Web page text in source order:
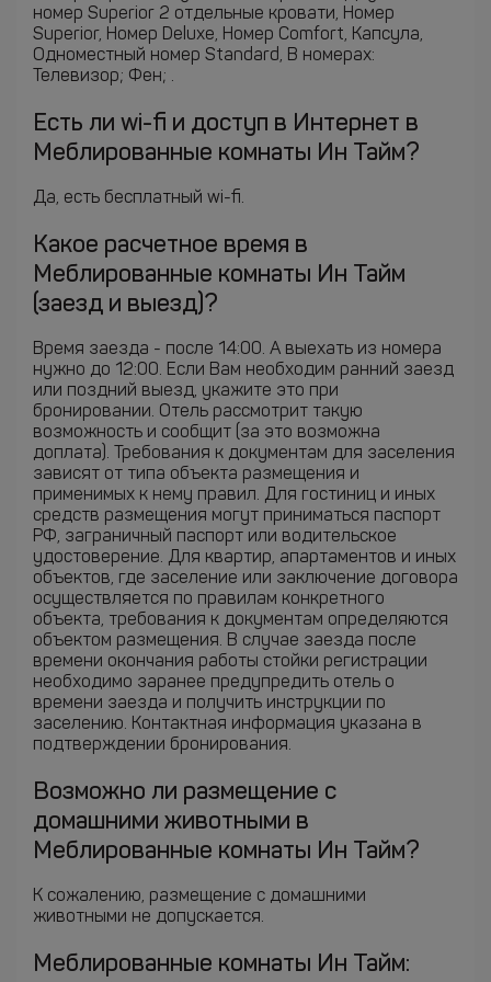
номер Superior 2 отдельные кровати, Номер
Superior, Номер Deluxe, Номер Comfort, Капсула,
Одноместный номер Standard, В номерах:
Телевизор; Фен; .
Есть ли wi-fi и доступ в Интернет в
Меблированные комнаты Ин Тайм?
Да, есть бесплатный wi-fi.
Какое расчетное время в
Меблированные комнаты Ин Тайм
(заезд и выезд)?
Время заезда - после 14:00. А выехать из номера
нужно до 12:00. Если Вам необходим ранний заезд
или поздний выезд, укажите это при
бронировании. Отель рассмотрит такую
возможность и сообщит (за это возможна
доплата). Требования к документам для заселения
зависят от типа объекта размещения и
применимых к нему правил. Для гостиниц и иных
средств размещения могут приниматься паспорт
РФ, заграничный паспорт или водительское
удостоверение. Для квартир, апартаментов и иных
объектов, где заселение или заключение договора
осуществляется по правилам конкретного
объекта, требования к документам определяются
объектом размещения. В случае заезда после
времени окончания работы стойки регистрации
необходимо заранее предупредить отель о
времени заезда и получить инструкции по
заселению. Контактная информация указана в
подтверждении бронирования.
Возможно ли размещение с
домашними животными в
Меблированные комнаты Ин Тайм?
К сожалению, размещение с домашними
животными не допускается.
Меблированные комнаты Ин Тайм: